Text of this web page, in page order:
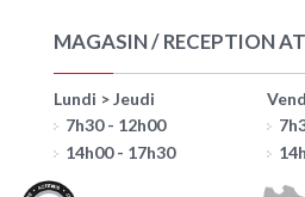
MAGASIN / RECEPTION
Lundi > Jeudi
7h30 - 12h00
14h00 - 17h30